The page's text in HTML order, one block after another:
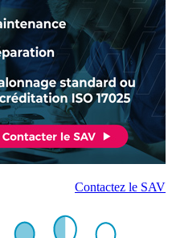
Contactez le SAV